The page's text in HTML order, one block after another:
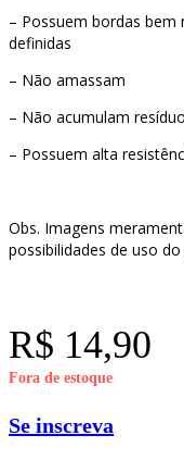
– Possuem bordas bem
definidas
– Não amassam
– Não acumulam
– Possuem alta
Obs. Imagens
possibilidades de uso
R$ 14,90
Fora de estoque
Se inscreva